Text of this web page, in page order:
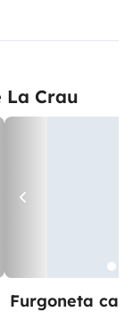
La Crau
Furgoneta